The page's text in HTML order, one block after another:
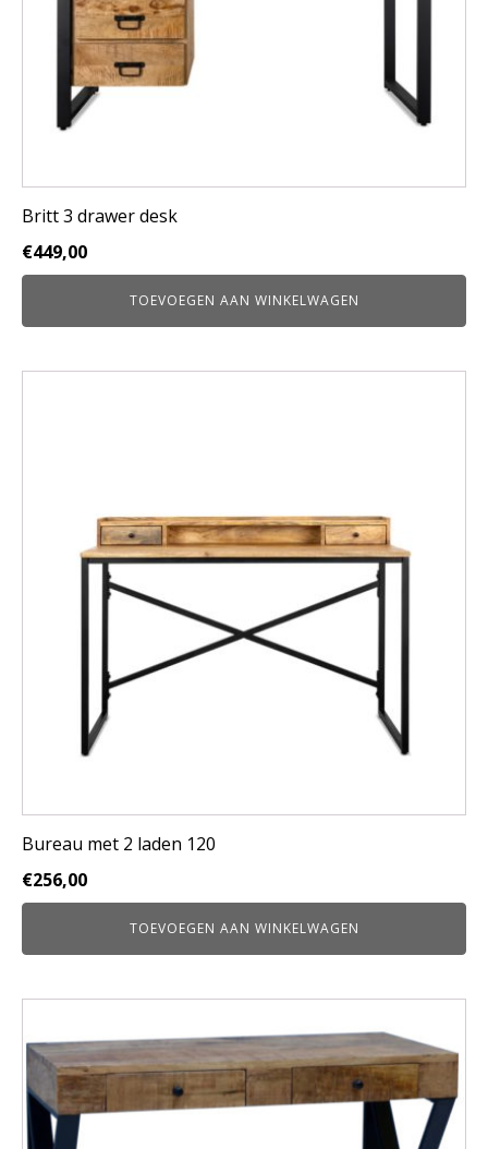
Britt 3 drawer desk
€449,00
TOEVOEGEN AAN WINKELWAGEN
Bureau met 2 laden 120
€256,00
TOEVOEGEN AAN WINKELWAGEN